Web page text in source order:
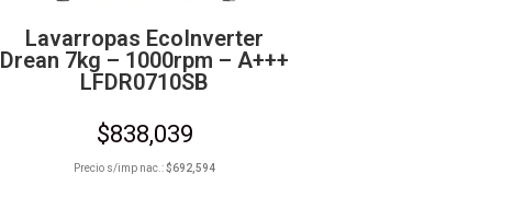
Lavarropas EcoInverter
Drean 7kg – 1000rpm – A+++
LFDR0710SB
$838,039
Precio s/imp nac.:$692,594